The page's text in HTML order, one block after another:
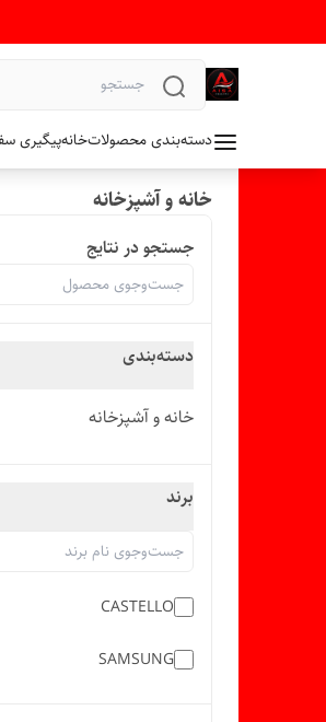
دسته‌بندی محصولاتخانهپیگیری
خانه و آشپزخانه
جستجو در نتایج
دسته‌بندی
خانه و آشپزخانه
برند
CASTELLO
SAMSUNG